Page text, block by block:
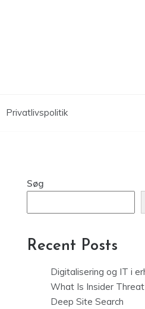
Privatlivspolitik
Søg
Recent Posts
Digitalisering og IT i
What Is Insider
Deep Site Search